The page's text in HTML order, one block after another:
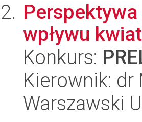
wpływu
Konkurs:
Kierownik: dr
Warszawski